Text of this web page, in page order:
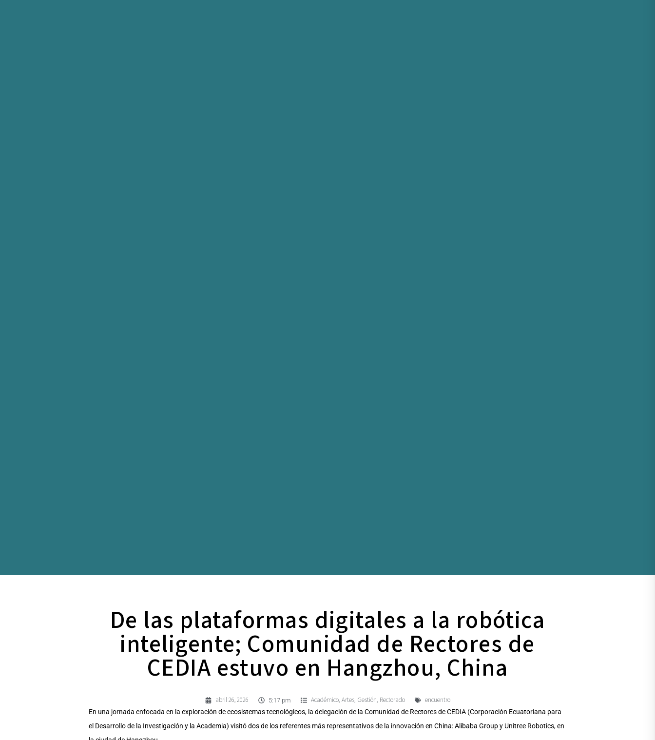
De las plataformas digitales a la robótica
inteligente; Comunidad de Rectores de
CEDIA estuvo en Hangzhou, China
abril 26, 2026 5:17 pm Académico, Artes, Gestión, Rectorado encuentro
En una jornada enfocada en la exploración de ecosistemas tecnológicos, la delegación de la Comunidad de Rectores de CEDIA (Corporación Ecuatoriana para
el Desarrollo de la Investigación y la Academia) visitó dos de los referentes más representativos de la innovación en China: Alibaba Group y Unitree Robotics, en